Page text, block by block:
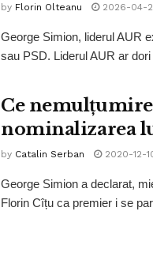
by Florin Olteanu 2026-04-
George Simion, liderul AUR
sau PSD. Liderul AUR ar
Ce nemulțumire
nominalizarea
by Catalin Serban 2020-12-
George Simion a declarat,
Florin Cîțu ca premier i se